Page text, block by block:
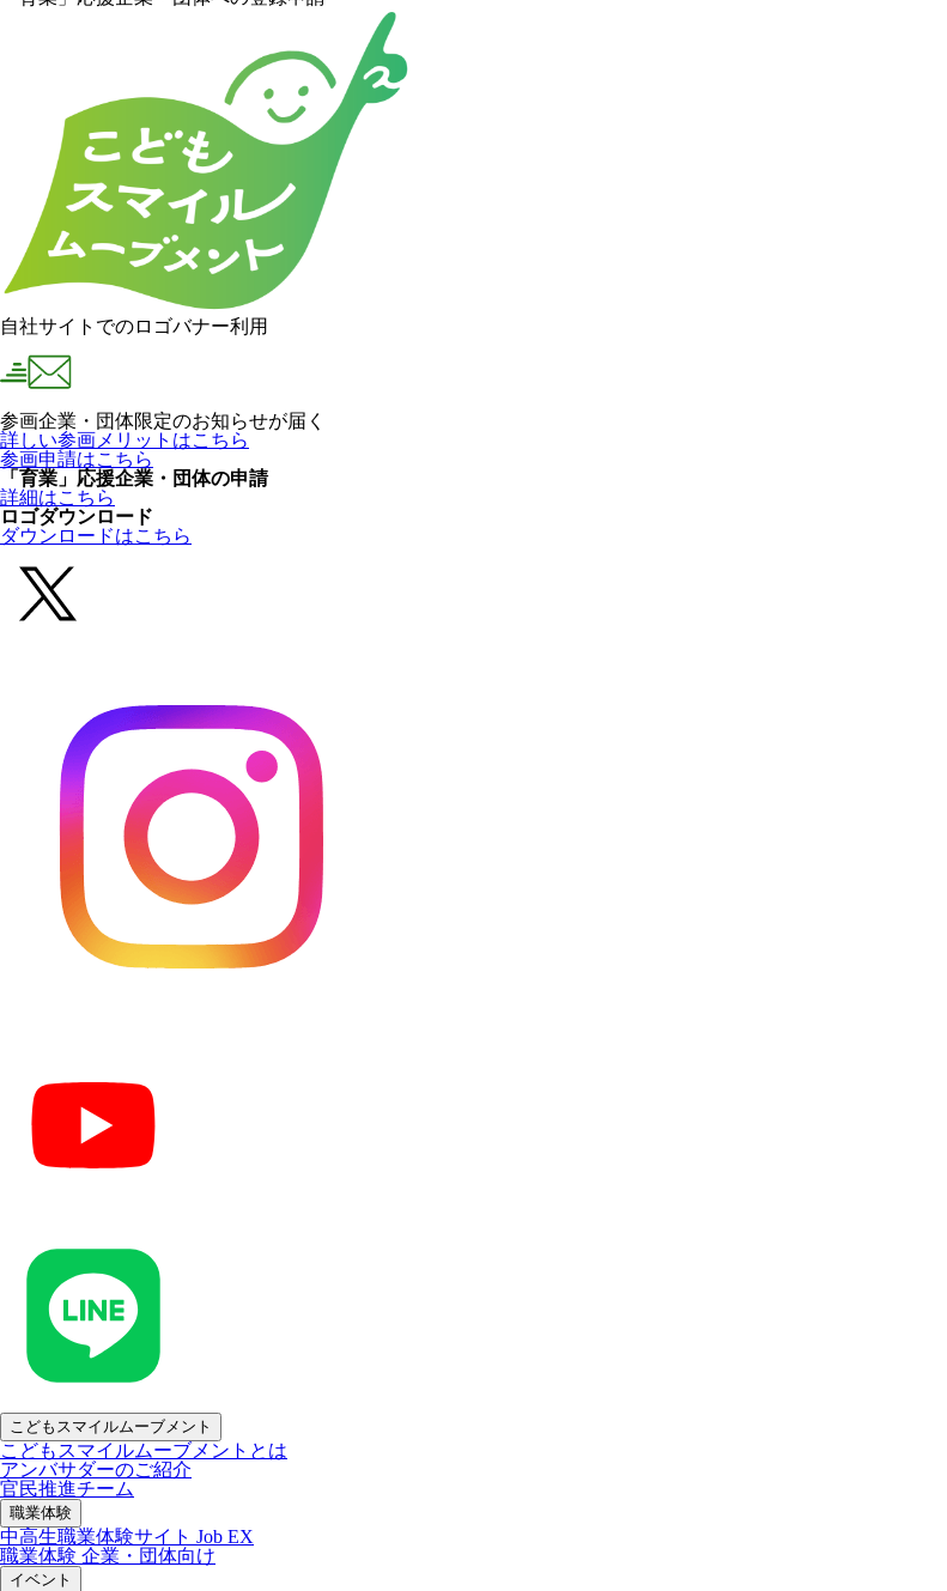
自社サイトでのロゴバナー利用
参画企業・団体限定のお知らせが届く
詳しい参画メリットはこちら
参画申請はこちら
「育業」応援企業・団体の申請
詳細はこちら
ロゴダウンロード
ダウンロードはこちら
こどもスマイルムーブメント
こどもスマイルムーブメントとは
アンバサダーのご紹介
官民推進チーム
職業体験
中高生職業体験サイト Job EX
職業体験 企業・団体向け
イベント